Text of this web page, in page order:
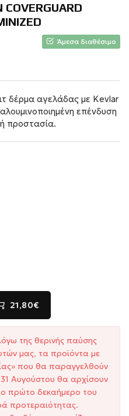
Άμεσα διαθέσιμο
δέρμα αγελάδας με Kevlar
επένδυση
προστασία.
21,80€
της θερινής παύσης
μας, τα προϊόντα με
που θα παραγγελθούν
Αυγούστου θα αρχίσουν
πρώτο δεκαήμερο του
προτεραιότητας.